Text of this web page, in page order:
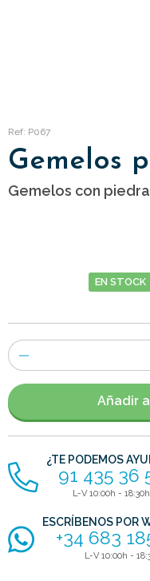
Ref: P067
Gemelos
Gemelos con
EN STOCK
Número
de
artículos
Añadir
¿TE PODEMOS
91 435 36
L-V 10:00h - 18:30h
ESCRÍBENOS POR
+34 683
L-V 10:00h -